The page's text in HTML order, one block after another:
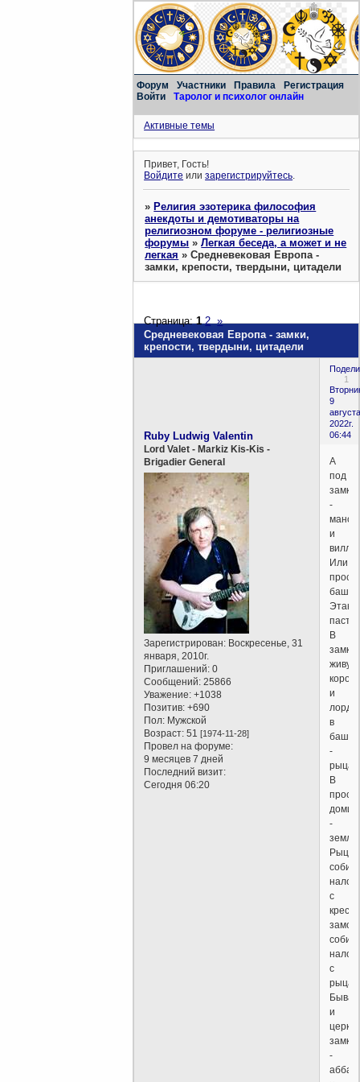
Форум Участники Правила
Регистрация
Войти
Таролог и психолог онлайн
Активные темы
Привет, Гость!
Войдите илизарегистрируйтесь.
»Религия эзотерика философия
анекдоты и демотиваторы на
религиозном форуме - религиозные
форумы »Легкая беседа, а может и не
легкая »Средневековая Европа -
замки, крепости, твердыни, цитадели
Средневековая Европа - замки,
крепости, твердыни, цитадели
Страница:1 2 »
1
9
2022г.
06:44
Ruby Ludwig Valentin
Lord Valet - Markiz Kis-Kis -
Brigadier General
Зарегистрирован: Воскресенье, 31
января, 2010г.
Приглашений: 0
Сообщений: 25866
Уважение: +1038
Позитив: +690
Пол: Мужской
Возраст: 51[1974-11-28]
Провел на форуме:
9 месяцев 7 дней
Последний визит:
Сегодня 06:20
А
под
-
и
виллы.
Или
В
замке
живут
и
в
-
В
-
налог
с
замок
налог
с
и
замки
-